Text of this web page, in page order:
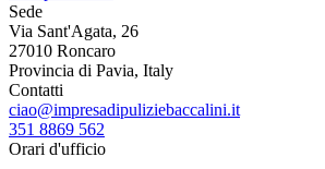
Sede
Via Sant'Agata, 26
27010 Roncaro
Provincia di Pavia, Italy
Contatti
ciao@impresadipuliziebaccalini.it
351 8869 562
Orari d'ufficio